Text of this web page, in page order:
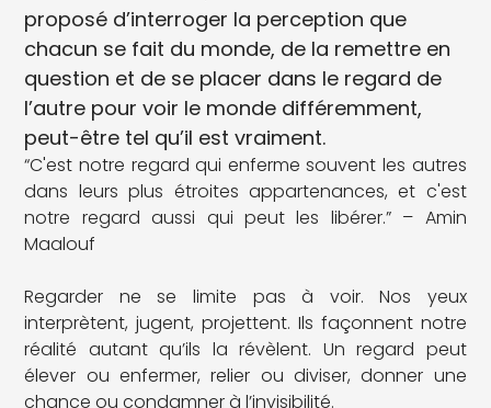
proposé d’interroger la perception que
chacun se fait du monde, de la remettre en
question et de se placer dans le regard de
l’autre pour voir le monde différemment,
peut-être tel qu’il est vraiment.
“C'est notre regard qui enferme souvent les autres
dans leurs plus étroites appartenances, et c'est
notre regard aussi qui peut les libérer.” – Amin
Maalouf
Regarder ne se limite pas à voir. Nos yeux
interprètent, jugent, projettent. Ils façonnent notre
réalité autant qu’ils la révèlent. Un regard peut
élever ou enfermer, relier ou diviser, donner une
chance ou condamner à l’invisibilité.